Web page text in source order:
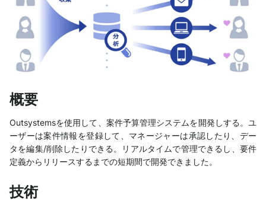
概要
Outsystemsを使用して、案件予算管理システムを開発しする。ユ
ーザーは案件情報を登録して、マネージャーは承認したり、デー
タを編集/削除したりできる。リアルタイムで管理できるし、要件
定義からリリースするまでの短期間で開発できました。
技術